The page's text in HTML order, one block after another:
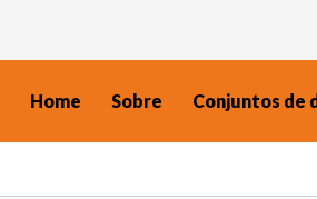
Home Sobre Conjuntos de